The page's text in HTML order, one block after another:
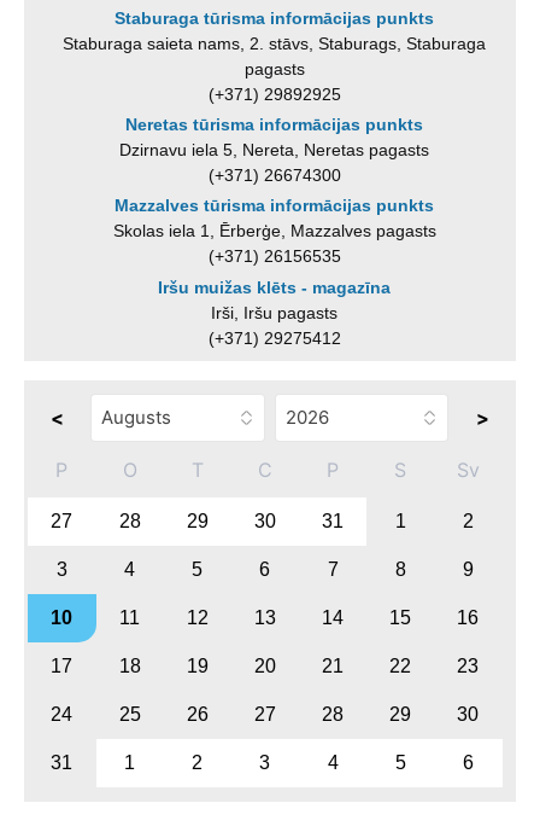
Staburaga tūrisma informācijas punkts
Staburaga saieta nams, 2. stāvs, Staburags, Staburaga
pagasts
(+371) 29892925
Neretas tūrisma informācijas punkts
Dzirnavu iela 5, Nereta, Neretas pagasts
(+371) 26674300
Mazzalves tūrisma informācijas punkts
Skolas iela 1, Ērberģe, Mazzalves pagasts
(+371) 26156535
Iršu muižas klēts - magazīna
Irši, Iršu pagasts
(+371) 29275412
< >
P O T C P S Sv
27 28 29 30 31 1 2
3 4 5 6 7 8 9
10 11 12 13 14 15 16
17 18 19 20 21 22 23
24 25 26 27 28 29 30
31 1 2 3 4 5 6